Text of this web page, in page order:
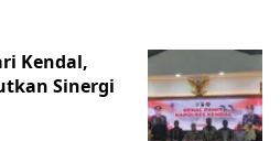
Kendal,
Sinergi